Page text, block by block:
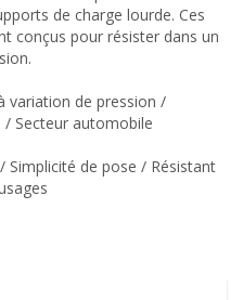
de charge lourde. Ces
conçus pour résister dans un
variation de pression /
Secteur automobile
Simplicité de pose / Résistant